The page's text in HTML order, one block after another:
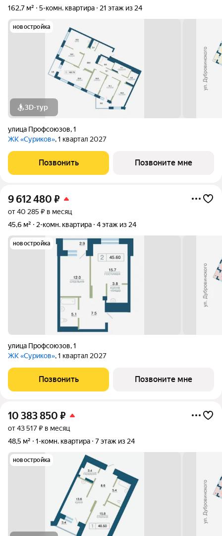
162,7 м² 5-комн. квартира 21 этаж из 24
новостройка
3D-тур
улица Профсоюзов,1
ЖК «Суриков», 1 квартал 2027
Позвонить Позвоните мне
9 612 480 ₽
от 40 285 ₽ в месяц
45,6 м²
2-комн. квартира 4 этаж из 24
новостройка
улица Профсоюзов,1
ЖК «Суриков», 1 квартал 2027
Позвонить Позвоните мне
10 383 850 ₽
от 43 517 ₽ в месяц
48,5 м²
1-комн. квартира 7 этаж из 24
новостройка